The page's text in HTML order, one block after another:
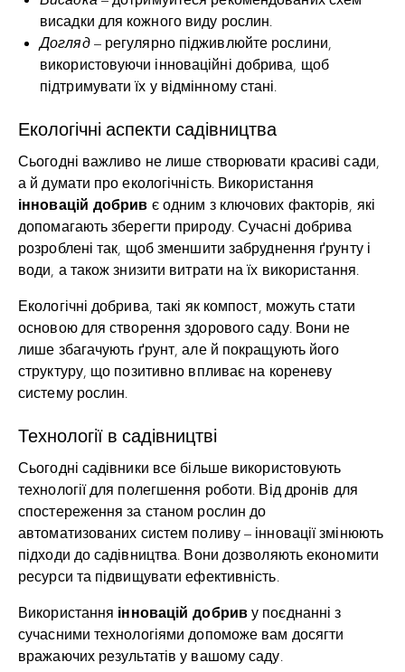
висадки для кожного виду рослин.
Догляд– регулярно підживлюйте рослини,
використовуючи інноваційні добрива, щоб
підтримувати їх у відмінному стані.
Екологічні аспекти садівництва
Сьогодні важливо не лише створювати красиві сади,
а й думати про екологічність. Використання
інновацій добрив є одним з ключових факторів, які
допомагають зберегти природу. Сучасні добрива
розроблені так, щоб зменшити забруднення ґрунту і
води, а також знизити витрати на їх використання.
Екологічні добрива, такі як компост, можуть стати
основою для створення здорового саду. Вони не
лише збагачують ґрунт, але й покращують його
структуру, що позитивно впливає на кореневу
систему рослин.
Технології в садівництві
Сьогодні садівники все більше використовують
технології для полегшення роботи. Від дронів для
спостереження за станом рослин до
автоматизованих систем поливу – інновації змінюють
підходи до садівництва. Вони дозволяють економити
ресурси та підвищувати ефективність.
Використання інновацій добриву поєднанні з
сучасними технологіями допоможе вам досягти
вражаючих результатів у вашому саду.